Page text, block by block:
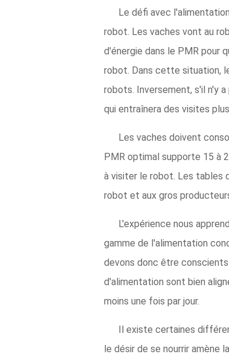
Le défi avec
robot. Les vaches vont au
d'énergie dans le PMR pour
robot. Dans cette situation,
robots. Inversement, s'il n'y
qui entraînera des visites
Les vaches doivent
PMR optimal supporte 15 à
à visiter le robot. Les tables
robot et aux gros
L'expérience nous
gamme de l'alimentation
devons donc être
d'alimentation sont bien
moins une fois par jour.
Il existe certaines
le désir de se nourrir amène